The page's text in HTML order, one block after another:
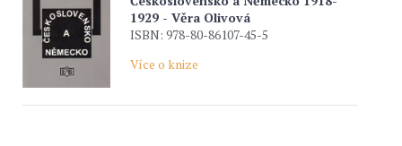
1929 - Věra Olivová
ISBN: 978-80-86107-45-5
Více o knize